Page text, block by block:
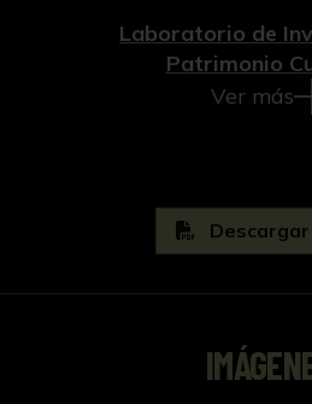
Laboratorio de
Patrimonio
Ver más
Descargar